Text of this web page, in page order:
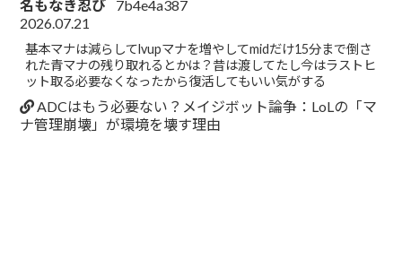
名もなき忍び
7b4e4a387
2026.07.21
基本マナは減らしてlvupマナを増やしてmidだけ15分まで倒さ
れた青マナの残り取れるとかは？昔は渡してたし今はラストヒ
ット取る必要なくなったから復活してもいい気がする
ADCはもう必要ない？メイジボット論争：LoLの「マ
ナ管理崩壊」が環境を壊す理由